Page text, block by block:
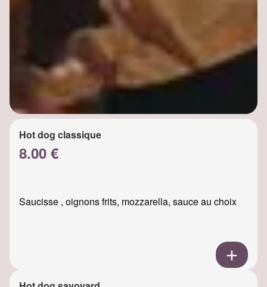
Hot dog classique
8.00 €
Saucisse , oignons frits, mozzarella, sauce au choix